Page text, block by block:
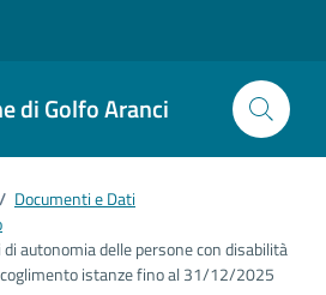
di Golfo Aranci
/ Documenti e Dati
autonomia delle persone con disabilità
istanze fino al 31/12/2025